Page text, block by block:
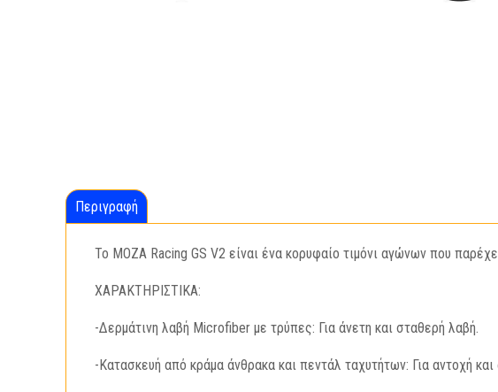
Περιγραφή
Το MOZA Racing GS V2 είναι ένα κορυφαίο τιμόνι αγώνων που
ΧΑΡΑΚΤΗΡΙΣΤΙΚΑ:
-Δερμάτινη λαβή Microfiber με τρύπες: Για άνετη και σταθερή λαβή.
-Κατασκευή από κράμα άνθρακα και πεντάλ ταχυτήτων: Για αντοχή και